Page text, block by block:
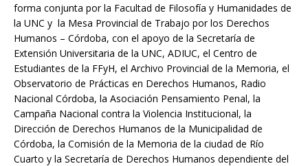
forma conjunta por la Facultad de Filosofía y Humanidades de
la UNC y la Mesa Provincial de Trabajo por los Derechos
Humanos – Córdoba, con el apoyo de la Secretaría de
Extensión Universitaria de la UNC, ADIUC, el Centro de
Estudiantes de la FFyH, el Archivo Provincial de la Memoria, el
Observatorio de Prácticas en Derechos Humanos, Radio
Nacional Córdoba, la Asociación Pensamiento Penal, la
Campaña Nacional contra la Violencia Institucional, la
Dirección de Derechos Humanos de la Municipalidad de
Córdoba, la Comisión de la Memoria de la ciudad de Río
Cuarto y la Secretaría de Derechos Humanos dependiente del